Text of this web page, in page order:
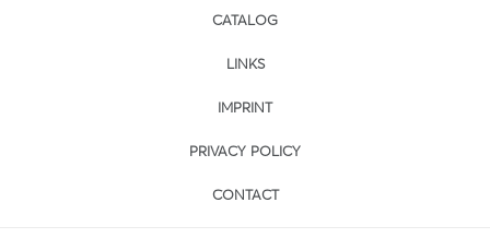
CATALOG
LINKS
IMPRINT
PRIVACY POLICY
CONTACT